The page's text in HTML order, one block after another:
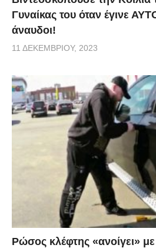
Γυναίκας του όταν έγινε
άναυδοι!
11 ΔΕΚΕΜΒΡΊΟΥ, 2023
Ρώσος κλέφτης «ανοίγει»